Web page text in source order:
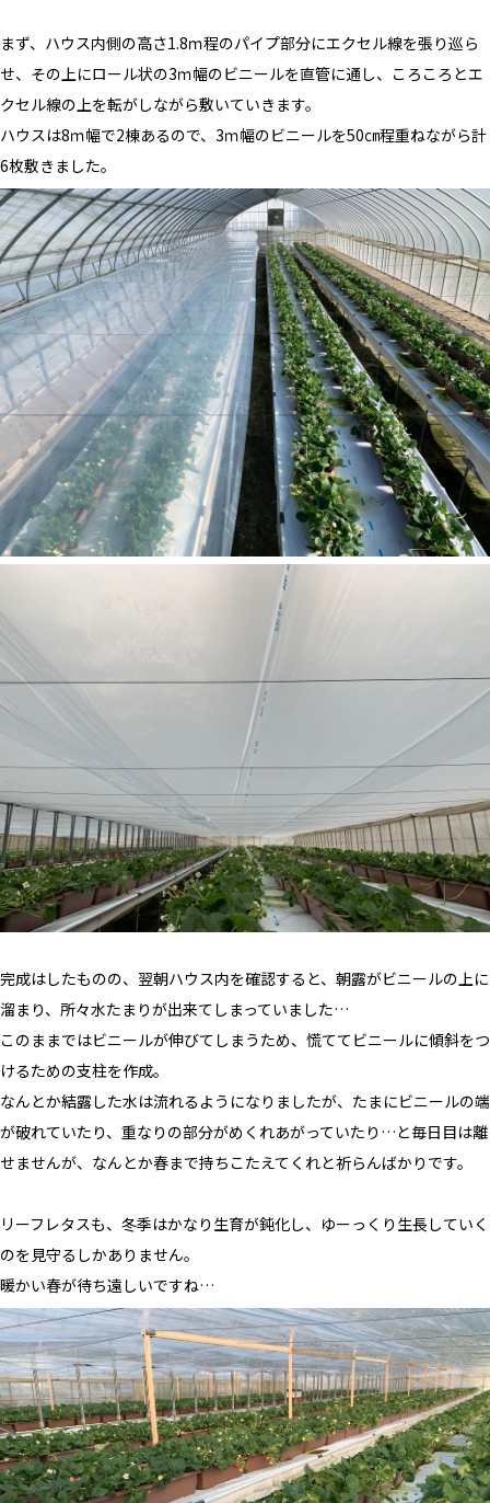
まず、ハウス内側の高さ1.8ｍ程のパイプ部分にエクセル線を張り巡ら
せ、その上にロール状の3ｍ幅のビニールを直管に通し、ころころとエ
クセル線の上を転がしながら敷いていきます。
ハウスは8ｍ幅で2棟あるので、3ｍ幅のビニールを50㎝程重ねながら計
6枚敷きました。
完成はしたものの、翌朝ハウス内を確認すると、朝露がビニールの上に
溜まり、所々水たまりが出来てしまっていました…
このままではビニールが伸びてしまうため、慌ててビニールに傾斜をつ
けるための支柱を作成。
なんとか結露した水は流れるようになりましたが、たまにビニールの端
が破れていたり、重なりの部分がめくれあがっていたり…と毎日目は離
せませんが、なんとか春まで持ちこたえてくれと祈らんばかりです。
リーフレタスも、冬季はかなり生育が鈍化し、ゆーっくり生長していく
のを見守るしかありません。
暖かい春が待ち遠しいですね…